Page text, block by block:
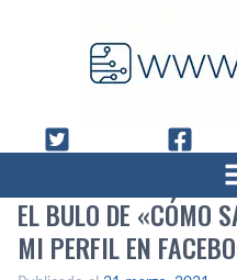
EL BULO DE «CÓMO
MI PERFIL EN